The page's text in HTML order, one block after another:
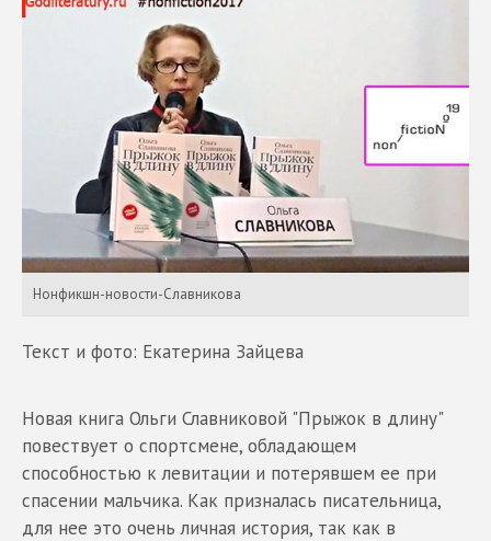
Нонфикшн-новости-Славникова
Текст и фото: Екатерина Зайцева
Новая книга Ольги Славниковой "Прыжок в длину"
повествует о спортсмене, обладающем
способностью к левитации и потерявшем ее при
спасении мальчика. Как призналась писательница,
для нее это очень личная история, так как в